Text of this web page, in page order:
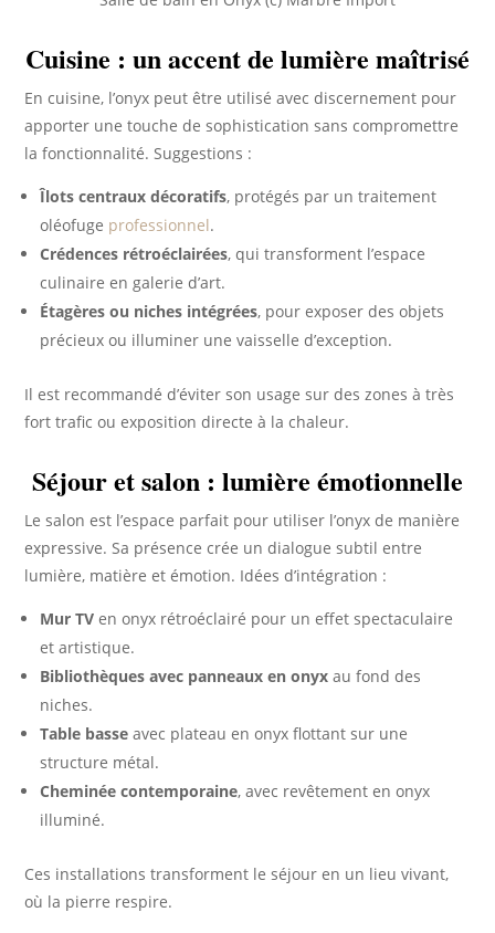
Cuisine : un accent de lumière maîtrisé
En cuisine, l’onyx peut être utilisé avec discernement pour
apporter une touche de sophistication sans compromettre
la fonctionnalité. Suggestions :
Îlots centraux décoratifs, protégés par un traitement
oléofuge professionnel.
Crédences rétroéclairées, qui transforment l’espace
culinaire en galerie d’art.
Étagères ou niches intégrées, pour exposer des objets
précieux ou illuminer une vaisselle d’exception.
Il est recommandé d’éviter son usage sur des zones à très
fort trafic ou exposition directe à la chaleur.
Séjour et salon : lumière émotionnelle
Le salon est l’espace parfait pour utiliser l’onyx de manière
expressive. Sa présence crée un dialogue subtil entre
lumière, matière et émotion. Idées d’intégration :
Mur TV en onyx rétroéclairé pour un effet spectaculaire
et artistique.
Bibliothèques avec panneaux en onyx au fond des
niches.
Table basse avec plateau en onyx flottant sur une
structure métal.
Cheminée contemporaine, avec revêtement en onyx
illuminé.
Ces installations transforment le séjour en un lieu vivant,
où la pierre respire.